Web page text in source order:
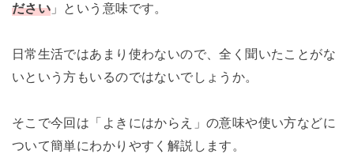
ださい 」という意味です。
日常生活ではあまり使わないので、全く聞いたことがな
いという方もいるのではないでしょうか。
そこで今回は「よきにはからえ」の意味や使い方などに
ついて簡単にわかりやすく解説します。